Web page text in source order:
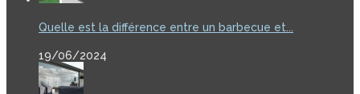
Quelle est la différence entre un barbecue et...
19/06/2024